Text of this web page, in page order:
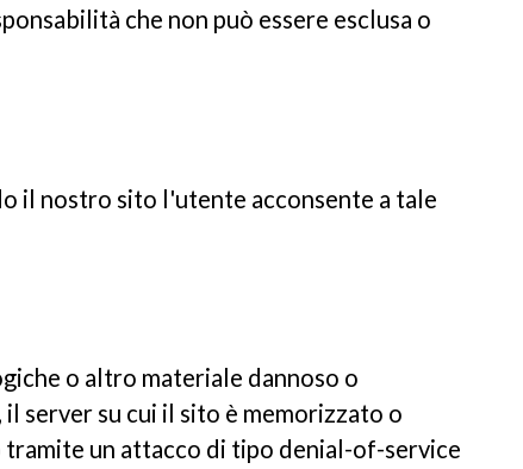
che non può essere esclusa o
il nostro sito l'utente acconsente a tale
o altro materiale dannoso o
server su cui il sito è memorizzato o
un attacco di tipo denial-of-service